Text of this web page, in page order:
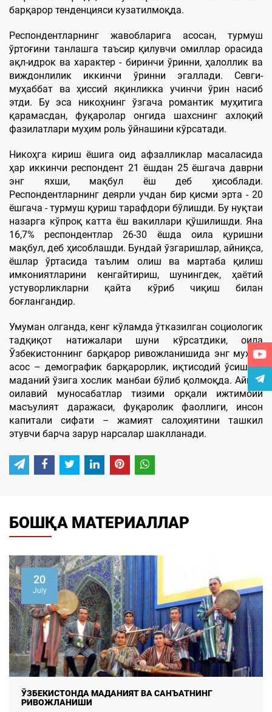
барқарор тенденцияси кузатилмоқда.
Респондентларнинг жавобларига асосан, турмуш
ўртоғини танлашга таъсир қилувчи омиллар орасида
ақл-идрок ва характер - биринчи ўринни, ҳалоллик ва
виждонлилик иккинчи ўринни эгаллади. Севги-
муҳаббат ва ҳиссий яқинликка учинчи ўрин насиб
этди. Бу эса никоҳнинг ўзгача романтик муҳитига
қарамасдан, фуқаролар онгида шахснинг ахлоқий
фазилатлари муҳим роль ўйнашини кўрсатади.
Никоҳга кириш ёшига оид афзалликлар масаласида
ҳар иккинчи респондент 21 ёшдан 25 ёшгача даврни
энг яхши, мақбул ёш деб ҳисоблади.
Респондентларнинг деярли учдан бир қисми эрта - 20
ёшгача - турмуш қуриш тарафдори бўлишди. Бу нуқтаи
назарга кўпроқ катта ёш вакиллари қўшилишди. Яна
16,7% респондентлар 26-30 ёшда оила қуришни
мақбул, ​​деб ҳисоблашди. Бундай ўзгаришлар, айниқса,
ёшлар ўртасида таълим олиш ва мартаба қилиш
имкониятларини кенгайтириш, шунингдек, ҳаётий
устуворликларни қайта кўриб чиқиш билан
боғлангандир.
Умуман олганда, кенг кўламда ўтказилган социологик
тадқиқот натижалари шуни кўрсатдики, оила
Ўзбекистоннинг барқарор ривожланишида энг муҳим
асос – демографик барқарорлик, иқтисодий ўсиш ва
маданий ўзига хослик манбаи бўлиб қолмоқда. Айнан
оилавий муносабатлар тизими орқали ижтимоий
масъулият даражаси, фуқаролик фаоллиги, инсон
капитали сифати – жамият салоҳиятини ташкил
этувчи барча зарур нарсалар шаклланади.
БОШҚА МАТЕРИАЛЛАР
20
July
ЎЗБЕКИСТОНДА МАДАНИЯТ ВА САНЪАТНИНГ
РИВОЖЛАНИШИ